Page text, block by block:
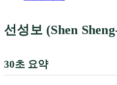
선성보 (Shen
30초 요약